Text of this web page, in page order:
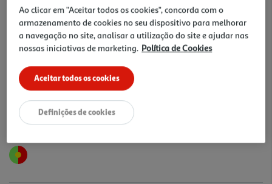
1,35 €
+10% DESC. IMEDIATO PET CLUB
10% de desconto imediato exclusivo para membros do
Pet Club em artigos de marcas especialistas da categoria
O Meu Pet.
Ao clicar em "Aceitar todos os cookies", concorda com o
armazenamento de cookies no seu dispositivo para melhorar
a navegação no site, analisar a utilização do site e ajudar nas
nossas iniciativas de marketing. Política de Cookies
Aceitar todos os cookies
Definições de cookies